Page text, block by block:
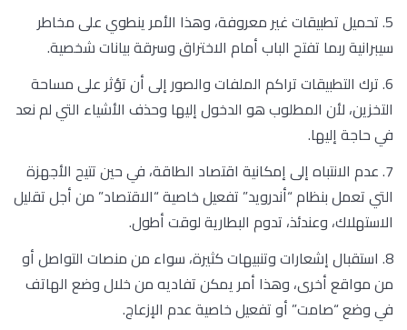
5. تحميل تطبيقات غير معروفة، وهذا الأمر ينطوي على مخاطر
سيبرانية ربما تفتح الباب أمام الاختراق وسرقة بيانات شخصية.
6. ترك التطبيقات تراكم الملفات والصور إلى أن تؤثر على مساحة
التخزين، لأن المطلوب هو الدخول إليها وحذف الأشياء التي لم نعد
في حاجة إليها.
7. عدم الانتباه إلى إمكانية اقتصاد الطاقة، في حين تتيح الأجهزة
التي تعمل بنظام “أندرويد” تفعيل خاصية “الاقتصاد” من أجل تقليل
الاستهلاك، وعندئذ، تدوم البطارية لوقت أطول.
8. استقبال إشعارات وتنبيهات كثيرة، سواء من منصات التواصل أو
من مواقع أخرى، وهذا أمر يمكن تفاديه من خلال وضع الهاتف
في وضع “صامت” أو تفعيل خاصية عدم الإزعاج.